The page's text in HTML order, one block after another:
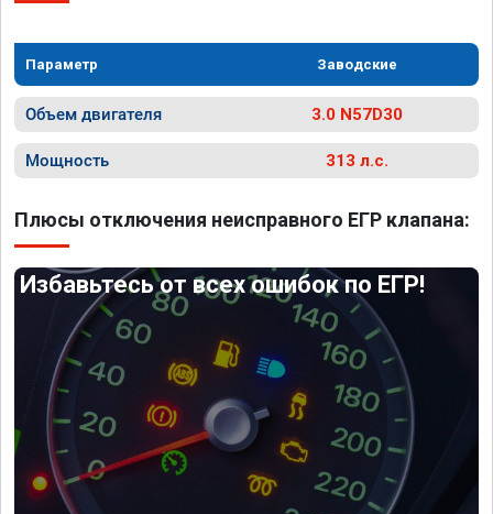
Параметр Заводские
Объем двигателя 3.0 N57D30
Мощность 313 л.с.
Плюсы отключения неисправного ЕГР клапана:
Избавьтесь от всех ошибок по ЕГР!